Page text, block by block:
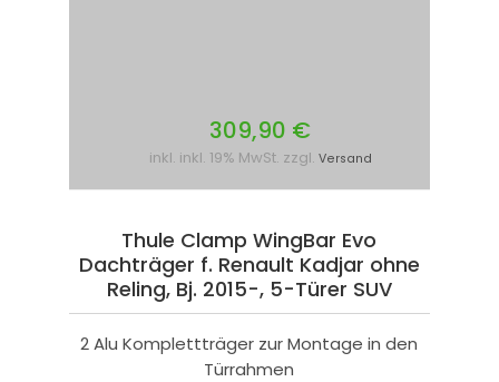
309,90 €
inkl. inkl. 19% MwSt. zzgl. Versand
Thule Clamp WingBar Evo
Dachträger f. Renault Kadjar ohne
Reling, Bj. 2015-, 5-Türer SUV
2 Alu Komplettträger zur Montage in den
Türrahmen